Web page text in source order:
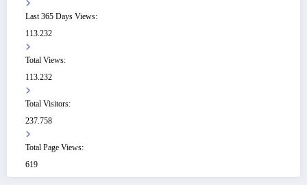
Last 365 Days Views:
113.232
Total Views:
113.232
Total Visitors:
237.758
Total Page Views:
619